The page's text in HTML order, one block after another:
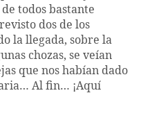
todos bastante
dos de los
la llegada, sobre la
chozas, se veían
que nos habían dado
Al fin… ¡Aquí